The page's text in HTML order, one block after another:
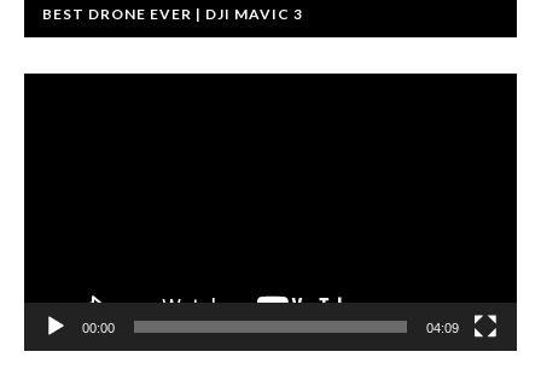
BEST DRONE EVER | DJI MAVIC 3
00:00 04:09